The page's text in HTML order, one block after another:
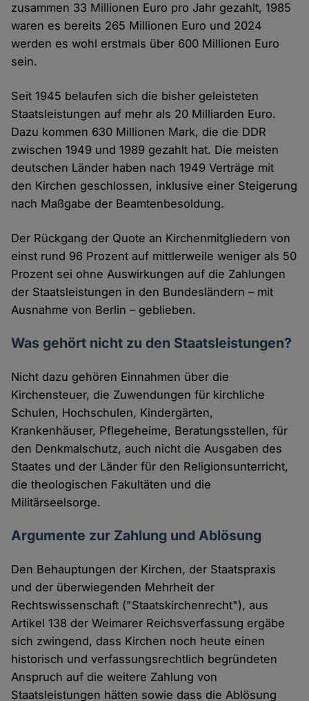
zusammen 33 Millionen Euro pro Jahr gezahlt, 1985
waren es bereits 265 Millionen Euro und 2024
werden es wohl erstmals über 600 Millionen Euro
sein.
Seit 1945 belaufen sich die bisher geleisteten
Staatsleistungen auf mehr als 20 Milliarden Euro.
Dazu kommen 630 Millionen Mark, die die DDR
zwischen 1949 und 1989 gezahlt hat. Die meisten
deutschen Länder haben nach 1949 Verträge mit
den Kirchen geschlossen, inklusive einer Steigerung
nach Maßgabe der Beamtenbesoldung.
Der Rückgang der Quote an Kirchenmitgliedern von
einst rund 96 Prozent auf mittlerweile weniger als 50
Prozent sei ohne Auswirkungen auf die Zahlungen
der Staatsleistungen in den Bundesländern – mit
Ausnahme von Berlin – geblieben.
Was gehört nicht zu den Staatsleistungen?
Nicht dazu gehören Einnahmen über die
Kirchensteuer, die Zuwendungen für kirchliche
Schulen, Hochschulen, Kindergärten,
Krankenhäuser, Pflegeheime, Beratungsstellen, für
den Denkmalschutz, auch nicht die Ausgaben des
Staates und der Länder für den Religionsunterricht,
die theologischen Fakultäten und die
Militärseelsorge.
Argumente zur Zahlung und Ablösung
Den Behauptungen der Kirchen, der Staatspraxis
und der überwiegenden Mehrheit der
Rechtswissenschaft ("Staatskirchenrecht"), aus
Artikel 138 der Weimarer Reichsverfassung ergäbe
sich zwingend, dass Kirchen noch heute einen
historisch und verfassungsrechtlich begründeten
Anspruch auf die weitere Zahlung von
Staatsleistungen hätten sowie dass die Ablösung